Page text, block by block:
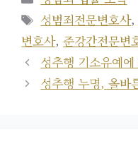
테
고
리
태
그
성범죄전문변호사,
변호사, 준강간전문변
성추행 기소유예
성추행 누명, 올바